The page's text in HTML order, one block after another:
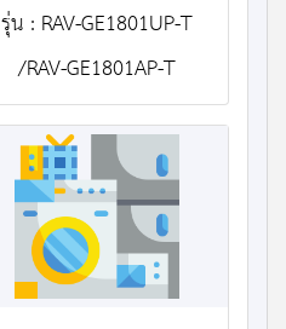
รุ่น : RAV-GE1801UP-T
/RAV-GE1801AP-T